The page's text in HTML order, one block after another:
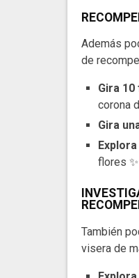
Además
de
Gira
corona
Gira
flores ✨
También
visera de